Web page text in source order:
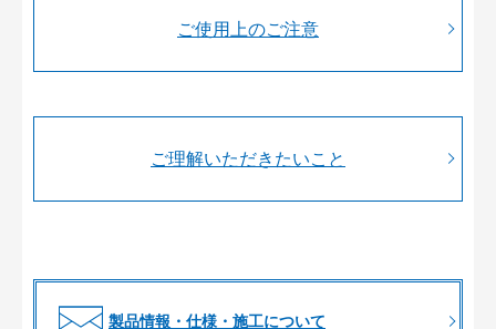
ご使用上のご注意
ご理解いただきたいこと
製品情報・仕様・施工について